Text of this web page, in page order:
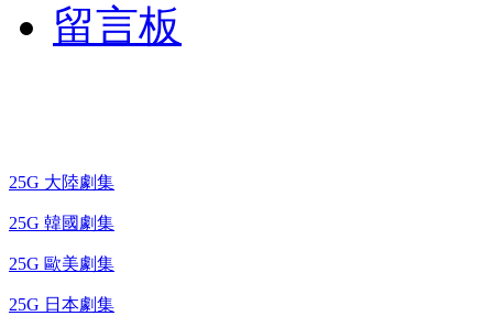
留言板
25G 大陸劇集
25G 韓國劇集
25G 歐美劇集
25G 日本劇集